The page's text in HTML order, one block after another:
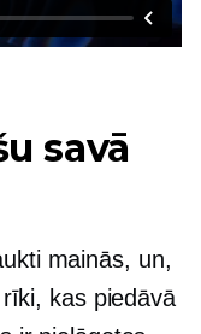
savā
mainās, un,
kas piedāvā